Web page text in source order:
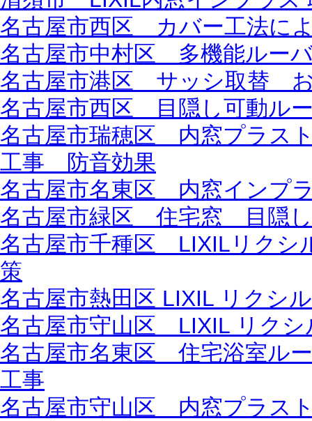
名古屋市西区 カバー工法に
名古屋市中村区 多機能ルー
名古屋市港区 サッシ取替
名古屋市西区 目隠し可動
名古屋市瑞穂区 内窓プラス
工事 防音効果
名古屋市名東区 内窓インプ
名古屋市緑区 住宅窓 目隠し
名古屋市千種区 LIXILリク
策
名古屋市熱田区 LIXIL リクシ
名古屋市守山区 LIXIL リクシ
名古屋市名東区 住宅浴室ル
工事
名古屋市守山区 内窓プラ